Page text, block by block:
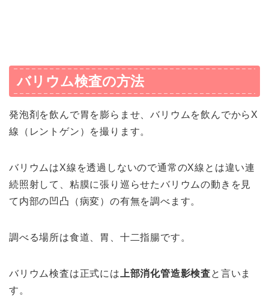
バリウム検査の方法
発泡剤を飲んで胃を膨らませ、バリウムを飲んでからX
線（レントゲン）を撮ります。
バリウムはX線を透過しないので通常のX線とは違い連
続照射して、粘膜に張り巡らせたバリウムの動きを見
て内部の凹凸（病変）の有無を調べます。
調べる場所は食道、胃、十二指腸です。
バリウム検査は正式には 上部消化管造影検査と言いま
す。